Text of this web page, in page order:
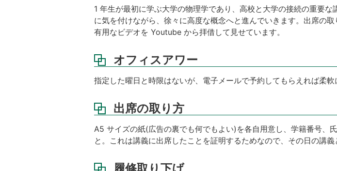
1 年生が最初に学ぶ大学の物理学であり、高校と大学の接続の重要
に気を付けながら、徐々に高度な概念へと進んでいきます。出席の
有用なビデオを Youtube から拝借して見せています。
オフィスアワー
指定した曜日と時限はないが、電子メールで予約してもらえれば柔軟
出席の取り方
A5 サイズの紙(広告の裏でも何でもよい)を各自用意し、学籍番号、
と。これは講義に出席したことを証明するためなので、その日の講